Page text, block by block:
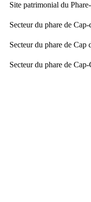
Site patrimonial du
Secteur du phare de Cap-
Secteur du phare de Cap
Secteur du phare de Cap-